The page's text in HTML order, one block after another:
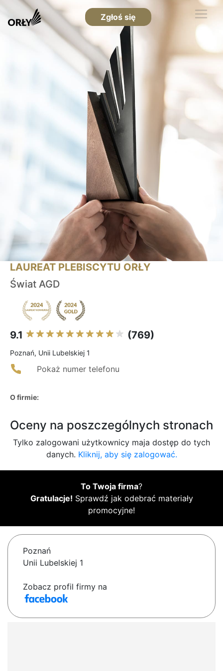
Zgłoś się
LAUREAT PLEBISCYTU ORŁY
Świat AGD
9.1 (769)
Poznań, Unii Lubelskiej 1
Pokaż numer telefonu
O firmie:
Oceny na poszczególnych stronach
Tylko zalogowani użytkownicy maja dostęp do tych
danych. Kliknij, aby się zalogować.
To Twoja firma?
Gratulacje! Sprawdź jak odebrać materiały
promocyjne!
Poznań
Unii Lubelskiej 1
Zobacz profil firmy na